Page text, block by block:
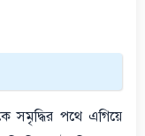
সমৃদ্ধির পথে এগিয়ে